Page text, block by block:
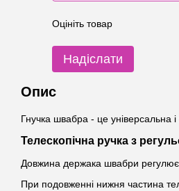
Оцініть товар
Надіслати
Опис
Гнучка швабра - це універсальна
Телескопічна ручка з
Довжина держака швабри
При подовженні нижня частина